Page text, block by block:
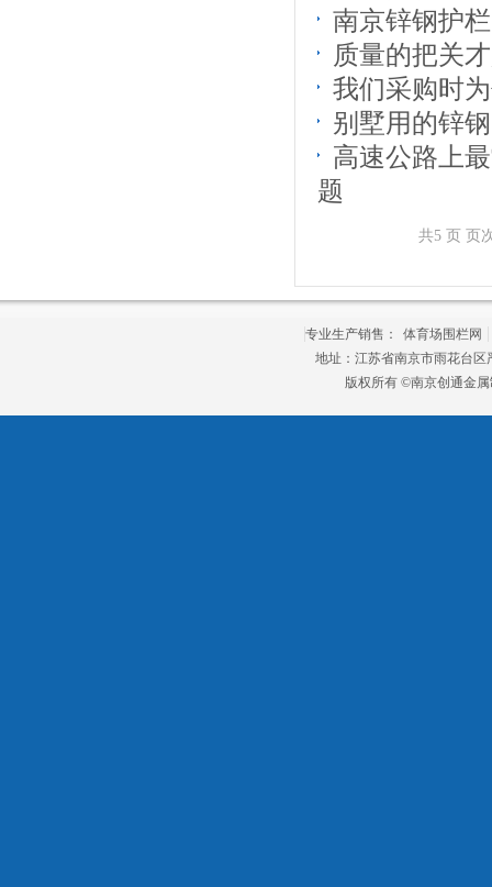
南京锌钢护
质量的把关
我们采购时
别墅用的锌
高速公路上
题
共5 页 页
专业生产销售： 体育场围栏网
地址：江苏省南京市雨花台区
版权所有 ©南京创通金